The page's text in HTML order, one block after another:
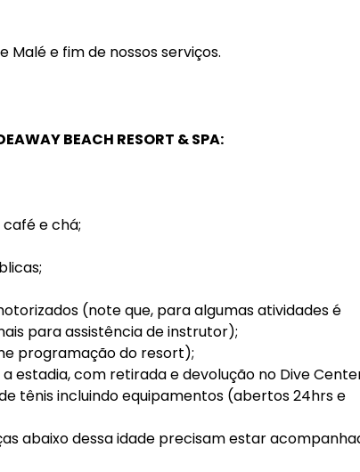
e fim de nossos serviços.
BEACH RESORT & SPA:
e chá;
(note que, para algumas atividades é
para assistência de instrutor);
programação do resort);
estadia, com retirada e devolução no Dive
tênis incluindo equipamentos (abertos 24hrs e
abaixo dessa idade precisam estar